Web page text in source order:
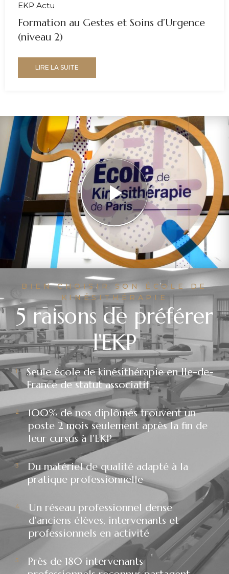
EKP Actu
Formation au Gestes et Soins d’Urgence
(niveau 2)
LIRE LA SUITE
BIEN CHOISIR SON ÉCOLE DE
KINÉSITHÉRAPIE
5 raisons de préférer
l'EKP
Seule école de kinésithérapie en Ile-de-
France de statut associatif
100% de nos diplômés trouvent un
poste 2 mois seulement après la fin de
leur cursus à l'EKP
Du matériel de qualité adapté à la
pratique professionnelle
Un réseau professionnel dense
d'anciens élèves, intervenants et
professionnels en activité
Près de 180 intervenants